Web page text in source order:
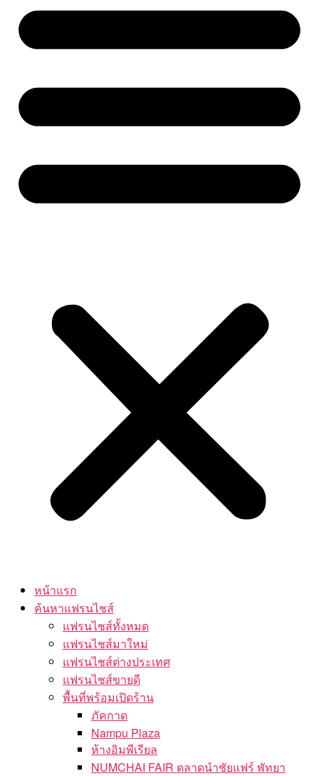
หน้าแรก
ค้นหาแฟรนไชส์
แฟรนไชส์ทั้งหมด
แฟรนไชส์มาใหม่
แฟรนไชส์ต่างประเทศ
แฟรนไชส์ขายดี
พื้นที่พร้อมเปิดร้าน
ภัคกาด
Nampu Plaza
ห้างอิมพีเรียล
NUMCHAI FAIR ตลาดนำชัยแฟร์ พัทยา